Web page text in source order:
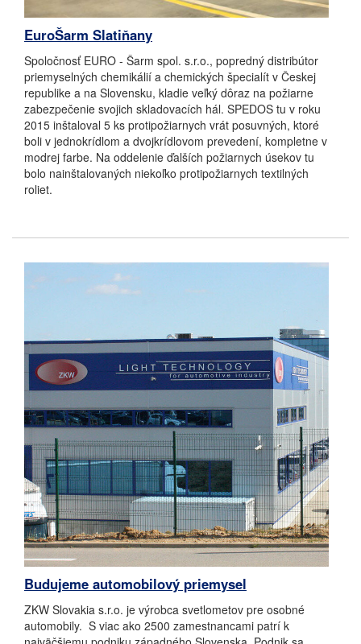
EuroŠarm Slatiňany
Spoločnosť EURO - Šarm spol. s.r.o., popredný distribútor
priemyselných chemikálií a chemických špecialít v Českej
republike a na Slovensku, kladie veľký dôraz na požiarne
zabezpečenie svojich skladovacích hál. SPEDOS tu v roku
2015 inštaloval 5 ks protipožiarnych vrát posuvných, ktoré
boli v jednokrídlom a dvojkrídlovom prevedení, kompletne v
modrej farbe. Na oddelenie ďalších požiarnych úsekov tu
bolo nainštalovaných niekoľko protipožiarnych textilných
roliet.
Budujeme automobilový priemysel
ZKW Slovakia s.r.o. je výrobca svetlometov pre osobné
automobily. S viac ako 2500 zamestnancami patrí k